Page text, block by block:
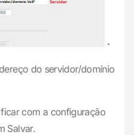
do servidor/domínio
com a configuração
Salvar.